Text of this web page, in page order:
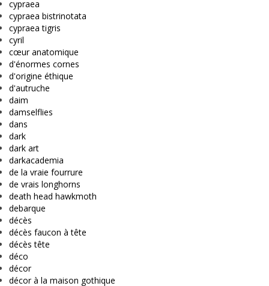
cypraea
cypraea bistrinotata
cypraea tigris
cyril
cœur anatomique
d'énormes cornes
d'origine éthique
d'autruche
daim
damselflies
dans
dark
dark art
darkacademia
de la vraie fourrure
de vrais longhorns
death head hawkmoth
debarque
décès
décès faucon à tête
décès tête
déco
décor
décor à la maison gothique